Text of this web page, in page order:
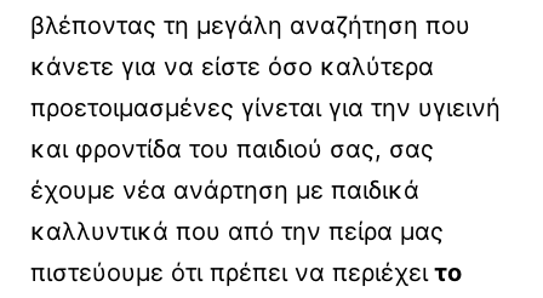
βλέποντας τη μεγάλη αναζήτηση που
κάνετε για να είστε όσο καλύτερα
προετοιμασμένες γίνεται για την υγιεινή
και φροντίδα του παιδιού σας, σας
έχουμε νέα ανάρτηση με παιδικά
καλλυντικά που από την πείρα μας
πιστεύουμε ότι πρέπει να περιέχειτο